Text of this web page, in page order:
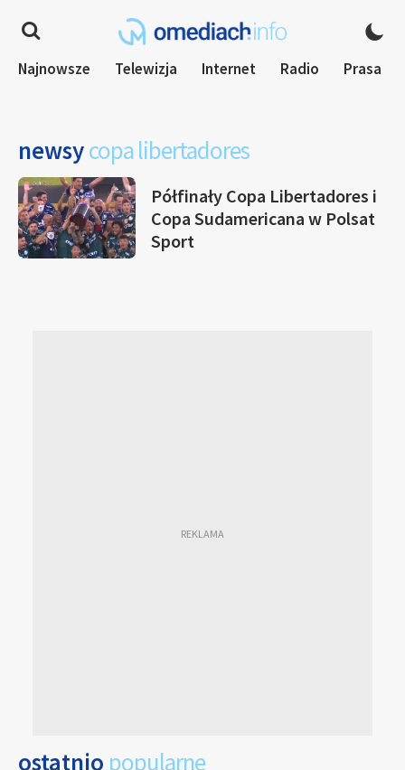
Najnowsze Telewizja Internet Radio Prasa
newsycopa libertadores
Półfinały Copa Libertadores i
Copa Sudamericana w Polsat
Sport
ostatnio popularne